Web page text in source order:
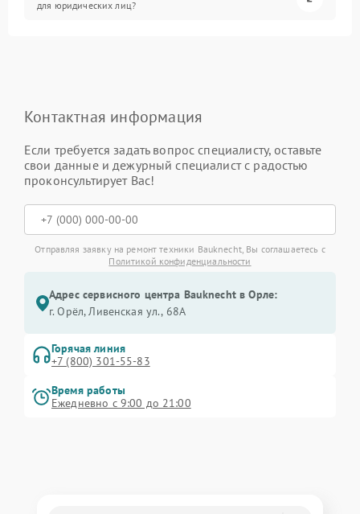
для юридических лиц?
Контактная информация
Если требуется задать вопрос специалисту, оставьте
свои данные и дежурный специалист с радостью
проконсультирует Вас!
Отправляя заявку на ремонт техники Bauknecht, Вы соглашаетесь с
Политикой конфиденциальности
Адрес сервисного центра Bauknecht в Орле:
г. Орёл, Ливенская ул., 68А
Горячая линия
+7 (800) 301-55-83
Время работы
Ежедневно с 9:00 до 21:00